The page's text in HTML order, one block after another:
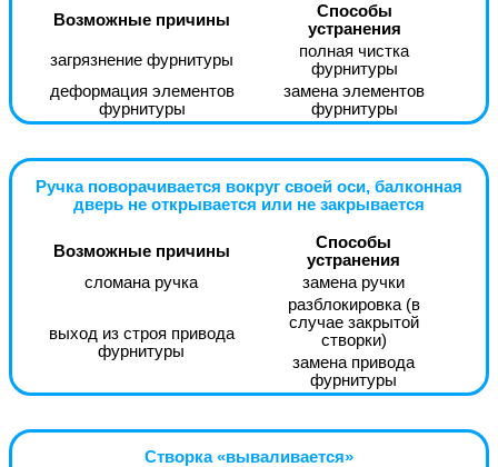
Возможные причины
Способы
устранения
загрязнение фурнитуры
полная чистка
фурнитуры
деформация элементов
фурнитуры
замена элементов
фурнитуры
Ручка поворачивается вокруг своей оси, балконная
дверь не открывается или не закрывается
Возможные причины
Способы
устранения
сломана ручка
замена ручки
выход из строя привода
фурнитуры
разблокировка (в
случае закрытой
створки)
замена привода
фурнитуры
Створка «вываливается»